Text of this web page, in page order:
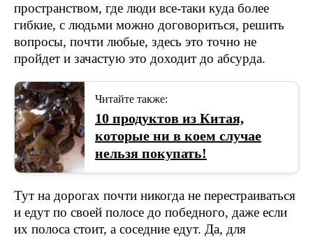
пространством, где люди все-таки куда более
гибкие, с людьми можно договориться, решить
вопросы, почти любые, здесь это точно не
пройдет и зачастую это доходит до абсурда.
Читайте также:
10 продуктов из Китая,
которые ни в коем случае
нельзя покупать!
Тут на дорогах почти никогда не перестраиваться
и едут по своей полосе до победного, даже если
их полоса стоит, а соседние едут. Да, для